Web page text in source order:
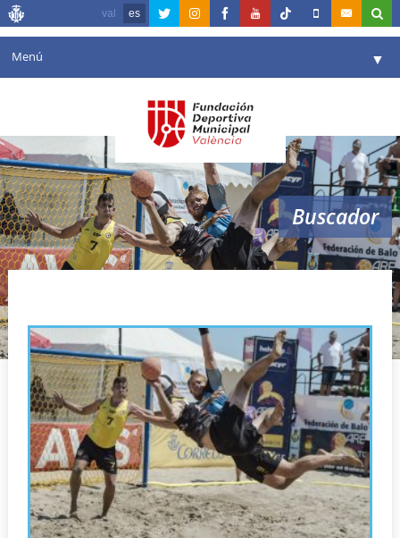
val es
Menú ▼
Agenda
Instalaciones ▼
Comunicación ▼
Valencia en deporte ▼
Reservas
Buscador
balonmano playa